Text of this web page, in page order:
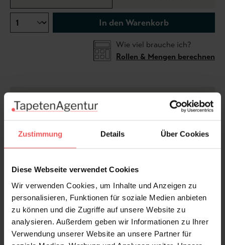
Zustimmung Details Über Cookies
Diese Webseite verwendet Cookies
Wir verwenden Cookies, um Inhalte und Anzeigen zu
personalisieren, Funktionen für soziale Medien anbieten
zu können und die Zugriffe auf unsere Website zu
analysieren. Außerdem geben wir Informationen zu Ihrer
Verwendung unserer Website an unsere Partner für
In den Warenkorb
Wie viel brauche ich?
Rollen & Mengen berechnen
Die Tapete "VIVED FLORAL" erhalten Sie im Online-
Shop der TapetenAgentur in insgesamt zwei
Bahnen verschiedener Artikel abgebildet (zu finden in
Varianten).Die 2 Artikel/Bahnen können in der
kombiniert werden.
Der Preis bezieht sich auf 1 Bahn/Artikel.